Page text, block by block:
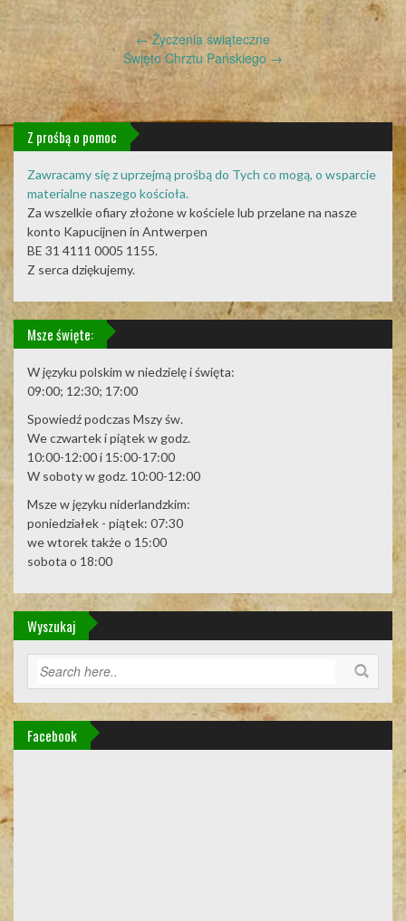
Post
navigation
←Życzenia świąteczne
Święto Chrztu Pańskiego →
Z prośbą o pomoc
Zawracamy się z uprzejmą prośbą do Tych co mogą, o wsparcie
materialne naszego kościoła.
Za wszelkie ofiary złożone w kościele lub przelane na nasze
konto Kapucijnen in Antwerpen
BE 31 4111 0005 1155.
Z serca dziękujemy.
Msze święte:
W języku polskim w niedzielę i święta:
09:00; 12:30; 17:00
Spowiedź podczas Mszy św.
We czwartek i piątek w godz.
10:00-12:00 i 15:00-17:00
W soboty w godz. 10:00-12:00
Msze w języku niderlandzkim:
poniedziałek - piątek: 07:30
we wtorek także o 15:00
sobota o 18:00
Wyszukaj
Facebook